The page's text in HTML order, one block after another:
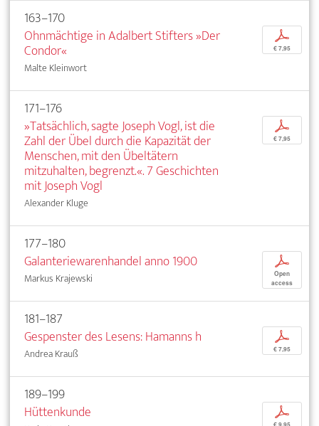
163–170
Ohnmächtige in Adalbert Stifters »Der
Condor«
Malte Kleinwort
p
€ 7,95
171–176
»Tatsächlich, sagte Joseph Vogl, ist die
Zahl der Übel durch die Kapazität der
Menschen, mit den Übeltätern
mitzuhalten, begrenzt.«. 7 Geschichten
mit Joseph Vogl
Alexander Kluge
p
€ 7,95
177–180
Galanteriewarenhandel anno 1900
Markus Krajewski
p
Open
access
181–187
Gespenster des Lesens: Hamanns h
Andrea Krauß
p
€ 7,95
189–199
Hüttenkunde
p